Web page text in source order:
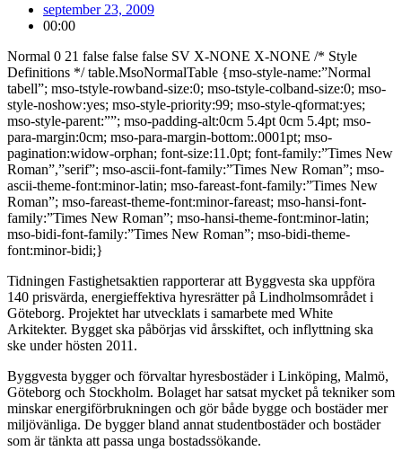
september 23, 2009
00:00
Normal 0 21 false false false SV X-NONE X-NONE /* Style
Definitions */ table.MsoNormalTable {mso-style-name:”Normal
tabell”; mso-tstyle-rowband-size:0; mso-tstyle-colband-size:0; mso-
style-noshow:yes; mso-style-priority:99; mso-style-qformat:yes;
mso-style-parent:””; mso-padding-alt:0cm 5.4pt 0cm 5.4pt; mso-
para-margin:0cm; mso-para-margin-bottom:.0001pt; mso-
pagination:widow-orphan; font-size:11.0pt; font-family:”Times New
Roman”,”serif”; mso-ascii-font-family:”Times New Roman”; mso-
ascii-theme-font:minor-latin; mso-fareast-font-family:”Times New
Roman”; mso-fareast-theme-font:minor-fareast; mso-hansi-font-
family:”Times New Roman”; mso-hansi-theme-font:minor-latin;
mso-bidi-font-family:”Times New Roman”; mso-bidi-theme-
font:minor-bidi;}
Tidningen Fastighetsaktien rapporterar att Byggvesta ska uppföra
140 prisvärda, energieffektiva hyresrätter på Lindholmsområdet i
Göteborg. Projektet har utvecklats i samarbete med White
Arkitekter. Bygget ska påbörjas vid årsskiftet, och inflyttning ska
ske under hösten 2011.
Byggvesta bygger och förvaltar hyresbostäder i Linköping, Malmö,
Göteborg och Stockholm. Bolaget har satsat mycket på tekniker som
minskar energiförbrukningen och gör både bygge och bostäder mer
miljövänliga. De bygger bland annat studentbostäder och bostäder
som är tänkta att passa unga bostadssökande.